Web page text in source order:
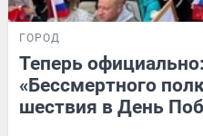
ГОРОД
Теперь
«Бессмертного
шествия в День